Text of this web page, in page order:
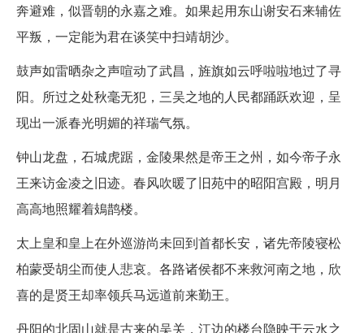
奔避难，似晋朝的永嘉之难。如果起用东山谢安石来辅佐
平叛，一定能为君在谈笑中扫靖胡沙。
鼓声如雷晒杂之声喧动了武昌，旌旗如云呼啦啦地过了寻
阳。所过之处秋毫无犯，三吴之地的人民都踊跃欢迎，呈
现出一派春光明媚的祥瑞气氛。
钟山龙盘，石城虎踞，金陵果然是帝王之州，如今帝子永
王来访金凌之旧迹。春风吹暖了旧苑中的昭阳宫殿，明月
高高地照耀着鳷鹊楼。
太上皇和皇上在外巡游尚未回到首都长安，诸先帝陵寝松
柏蒙受胡尘而使人悲哀。各路诸侯都不来救河南之地，欣
喜的是贤王却率领兵马远道前来勤王。
丹阳的北固山就是古来的吴关，江边的楼台隐映于云水之